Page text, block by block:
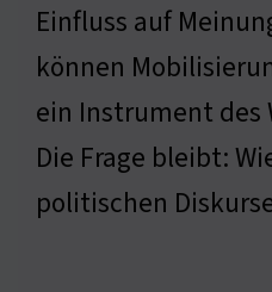
Einfluss auf
können
ein Instrument
Die Frage bleibt:
politischen